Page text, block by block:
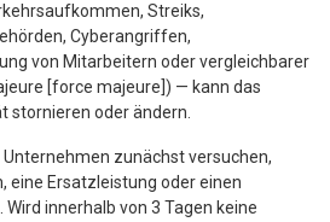
Streiks,
Cyberangriffen,
von Mitarbeitern oder vergleichbarer
[force majeure]) — kann das
stornieren oder ändern.
Unternehmen zunächst versuchen,
eine Ersatzleistung oder einen
innerhalb von 3 Tagen keine